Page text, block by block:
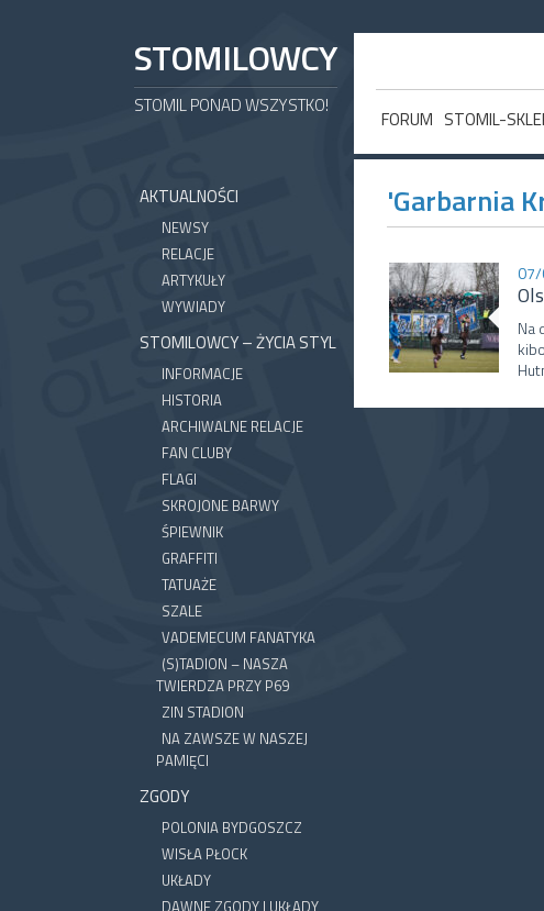
STOMILOWCY
STOMIL PONAD WSZYSTKO!
FORUM STOMIL-
AKTUALNOŚCI
NEWSY
RELACJE
ARTYKUŁY
WYWIADY
STOMILOWCY – ŻYCIA STYL
INFORMACJE
HISTORIA
ARCHIWALNE RELACJE
FAN CLUBY
FLAGI
SKROJONE BARWY
ŚPIEWNIK
GRAFFITI
TATUAŻE
SZALE
VADEMECUM FANATYKA
(S)TADION – NASZA
TWIERDZA PRZY P69
ZIN STADION
NA ZAWSZE W NASZEJ
PAMIĘCI
ZGODY
POLONIA BYDGOSZCZ
WISŁA PŁOCK
UKŁADY
DAWNE ZGODY I UKŁADY
'Garbarnia
Na